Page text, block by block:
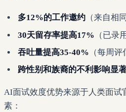
多12%的工作邀约 （来自相
30天留存率提高17% （已录
吞吐量提高35-40% （每周评
跨性别和族裔的不利影响显
AI面试效度优势来源于人类面试
素：